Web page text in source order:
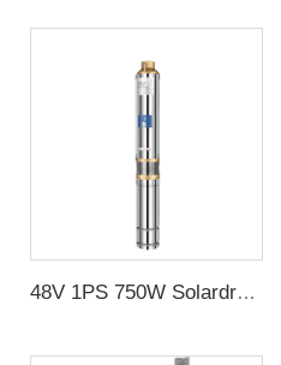
48V 1PS 750W Solardruckpumpe mit MPPT-Regler für landwirtschaftliche Solarpumpenbewässerung